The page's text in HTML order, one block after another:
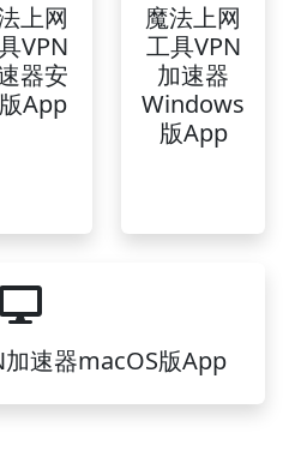
上网
VPN
器安
App
魔法上网
工具VPN
加速器
Windows
版App
速器macOS版App